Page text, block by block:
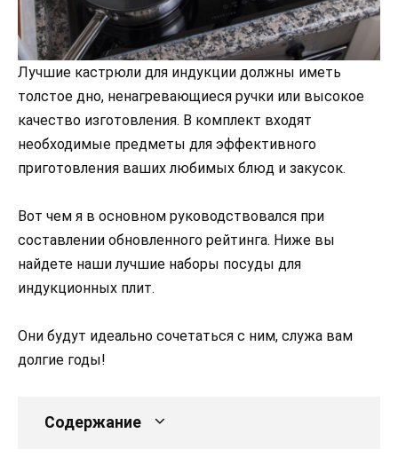
Лучшие кастрюли для индукции должны иметь
толстое дно, ненагревающиеся ручки или высокое
качество изготовления. В комплект входят
необходимые предметы для эффективного
приготовления ваших любимых блюд и закусок.
Вот чем я в основном руководствовался при
составлении обновленного рейтинга. Ниже вы
найдете наши лучшие наборы посуды для
индукционных плит.
Они будут идеально сочетаться с ним, служа вам
долгие годы!
Содержание